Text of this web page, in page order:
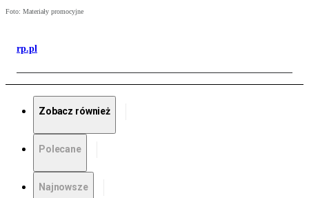
Foto: Materiały promocyjne
rp.pl
Zobacz również
Polecane
Najnowsze